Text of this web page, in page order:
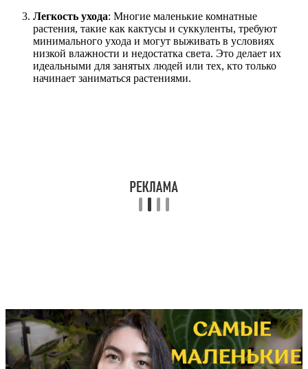
Легкость ухода: Многие маленькие комнатные
растения, такие как кактусы и суккуленты, требуют
минимального ухода и могут выживать в условиях
низкой влажности и недостатка света. Это делает их
идеальными для занятых людей или тех, кто только
начинает заниматься растениями.